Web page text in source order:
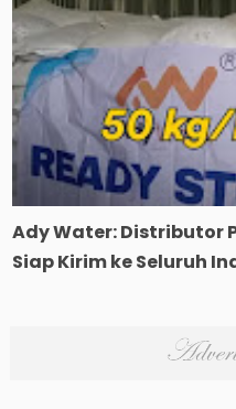
Ady Water: Distributor
Siap Kirim ke Seluruh